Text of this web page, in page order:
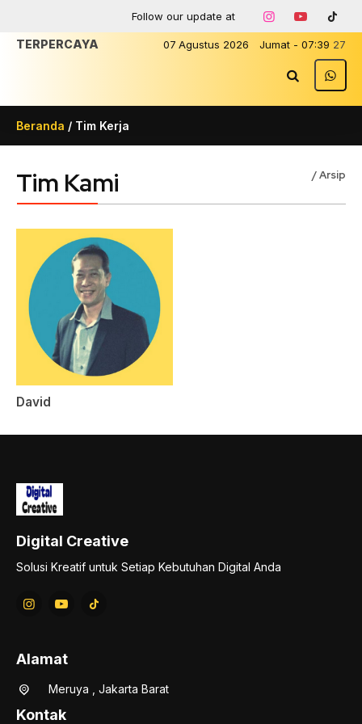
Follow our update at
07 Agustus 2026 Jumat - 07:39 27
TERPERCAYA
Beranda / Tim Kerja
Tim Kami / Arsip
David
Digital Creative
Solusi Kreatif untuk Setiap Kebutuhan Digital Anda
Alamat
Meruya , Jakarta Barat
Kontak